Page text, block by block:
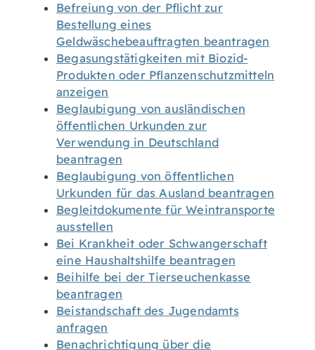
Befreiung von der Pflicht zur
Bestellung eines
Geldwäschebeauftragten beantragen
Begasungstätigkeiten mit Biozid-
Produkten oder Pflanzenschutzmitteln
anzeigen
Beglaubigung von ausländischen
öffentlichen Urkunden zur
Verwendung in Deutschland
beantragen
Beglaubigung von öffentlichen
Urkunden für das Ausland beantragen
Begleitdokumente für Weintransporte
ausstellen
Bei Krankheit oder Schwangerschaft
eine Haushaltshilfe beantragen
Beihilfe bei der Tierseuchenkasse
beantragen
Beistandschaft des Jugendamts
anfragen
Benachrichtigung über die